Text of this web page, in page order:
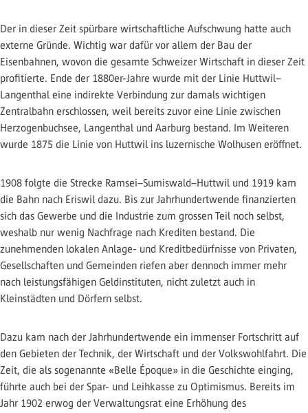
Der in dieser Zeit spürbare wirtschaftliche Aufschwung hatte auch
externe Gründe. Wichtig war dafür vor allem der Bau der
Eisenbahnen, wovon die gesamte Schweizer Wirtschaft in dieser Zeit
profitierte. Ende der 1880er-Jahre wurde mit der Linie Huttwil–
Langenthal eine indirekte Verbindung zur damals wichtigen
Zentralbahn erschlossen, weil bereits zuvor eine Linie zwischen
Herzogenbuchsee, Langenthal und Aarburg bestand. Im Weiteren
wurde 1875 die Linie von Huttwil ins luzernische Wolhusen eröffnet.
1908 folgte die Strecke Ramsei–Sumiswald–Huttwil und 1919 kam
die Bahn nach Eriswil dazu. Bis zur Jahrhundertwende finanzierten
sich das Gewerbe und die Industrie zum grossen Teil noch selbst,
weshalb nur wenig Nachfrage nach Krediten bestand. Die
zunehmenden lokalen Anlage- und Kreditbedürfnisse von Privaten,
Gesellschaften und Gemeinden riefen aber dennoch immer mehr
nach leistungsfähigen Geldinstituten, nicht zuletzt auch in
Kleinstädten und Dörfern selbst.
Dazu kam nach der Jahrhundertwende ein immenser Fortschritt auf
den Gebieten der Technik, der Wirtschaft und der Volkswohlfahrt. Die
Zeit, die als sogenannte «Belle Époque» in die Geschichte einging,
führte auch bei der Spar- und Leihkasse zu Optimismus. Bereits im
Jahr 1902 erwog der Verwaltungsrat eine Erhöhung des